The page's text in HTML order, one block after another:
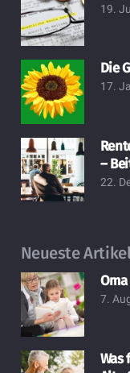
19.
Die
17.
–
22.
Neueste
7.
Was